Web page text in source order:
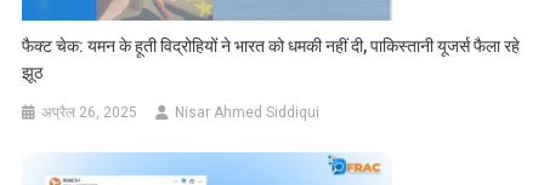
फैक्ट चेक: यमन के हूती विद्रोहियों ने भारत को धमकी नहीं दी, पाकिस्तानी यूजर्स फैला रहे
झूठ
अप्रैल 26, 2025 Nisar Ahmed Siddiqui